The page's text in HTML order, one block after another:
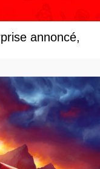
annoncé,